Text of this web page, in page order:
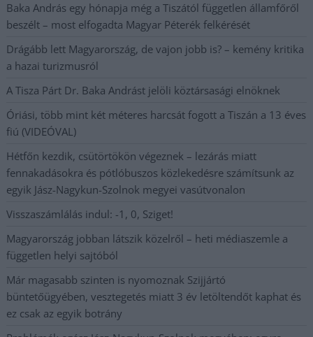
Baka András egy hónapja még a Tiszától független államfőről
beszélt – most elfogadta Magyar Péterék felkérését
Drágább lett Magyarország, de vajon jobb is? – kemény kritika
a hazai turizmusról
A Tisza Párt Dr. Baka Andrást jelöli köztársasági elnöknek
Óriási, több mint két méteres harcsát fogott a Tiszán a 13 éves
fiú (VIDEÓVAL)
Hétfőn kezdik, csütörtökön végeznek – lezárás miatt
fennakadásokra és pótlóbuszos közlekedésre számítsunk az
egyik Jász-Nagykun-Szolnok megyei vasútvonalon
Visszaszámlálás indul: -1, 0, Sziget!
Magyarország jobban látszik közelről – heti médiaszemle a
független helyi sajtóból
Már magasabb szinten is nyomoznak Szijjártó
büntetőügyében, vesztegetés miatt 3 év letöltendőt kaphat és
ez csak az egyik botrány